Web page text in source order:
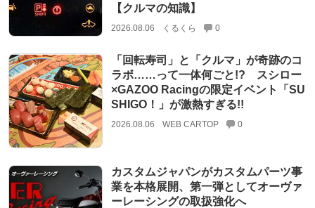
【クルマの知識】
2026.08.06 くるくら 0
「回転寿司」と「クルマ」が奇跡のコ
ラボ……って一体何ごと!? スシロー
×GAZOO Racingの限定イベント「SU
SHIGO！」が激熱すぎる!!
2026.08.06 WEB CARTOP 0
カスタムジャパンがカスタムパーツ事
業を本格展開、第一弾としてオーヴァ
ーレーシングの取扱強化へ